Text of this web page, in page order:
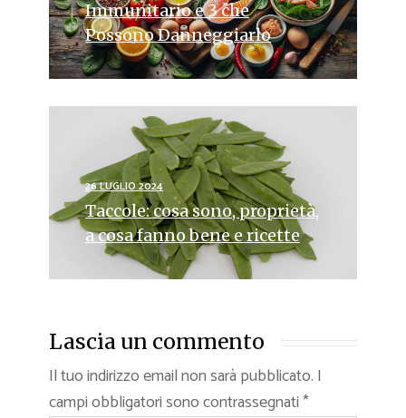
Immunitario e 3 che
Possono Danneggiarlo
26 LUGLIO 2024
Taccole: cosa sono, proprietà,
a cosa fanno bene e ricette
Lascia un commento
Il tuo indirizzo email non sarà pubblicato. I
campi obbligatori sono contrassegnati*